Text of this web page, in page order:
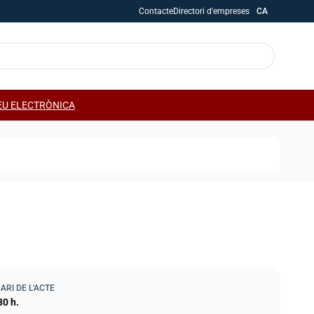
ContacteDirectori d'empreses CA
ELECTRÒNICA
DE L'ACTE
h.